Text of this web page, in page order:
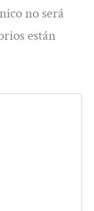
no será
están